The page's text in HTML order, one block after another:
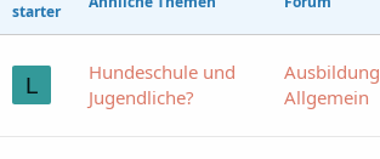
starter
L
Hundeschule und
Jugendliche?
Ausbildung
Allgemein